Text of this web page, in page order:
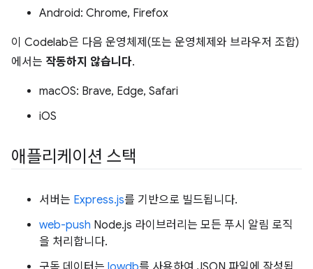
Android: Chrome, Firefox
이 Codelab은 다음 운영체제(또는 운영체제와 브라우저 조합)
에서는 작동하지 않습니다.
macOS: Brave, Edge, Safari
iOS
애플리케이션 스택
서버는 Express.js를 기반으로 빌드됩니다.
web-push Node.js 라이브러리는 모든 푸시 알림 로직
을 처리합니다.